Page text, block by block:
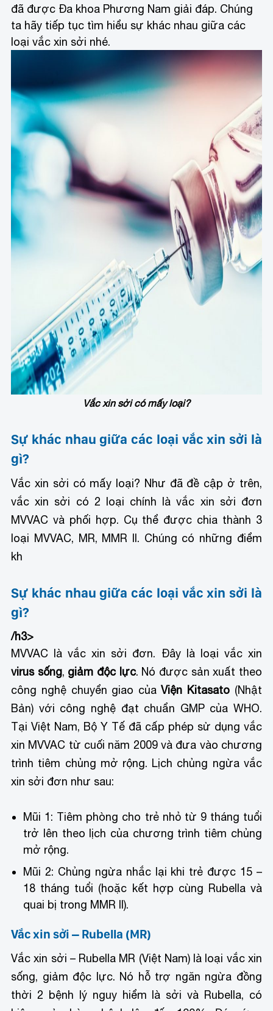
đã được Đa khoa Phương Nam giải đáp. Chúng
ta hãy tiếp tục tìm hiểu sự khác nhau giữa các
loại vắc xin sởi nhé.
Vắc xin sởi có mấy loại?
Sự khác nhau giữa các loại vắc xin sởi là
gì?
Vắc xin sởi có mấy loại? Như đã đề cập ở trên,
vắc xin sởi có 2 loại chính là vắc xin sởi đơn
MVVAC và phối hợp. Cụ thể được chia thành 3
loại MVVAC, MR, MMR II. Chúng có những điểm
kh
Sự khác nhau giữa các loại vắc xin sởi là
gì?
/h3>
MVVAC là vắc xin sởi đơn. Đây là loại vắc xin
virus sống, giảm độc lực. Nó được sản xuất theo
công nghệ chuyển giao củaViện Kitasato (Nhật
Bản) với công nghệ đạt chuẩn GMP của WHO.
Tại Việt Nam, Bộ Y Tế đã cấp phép sử dụng vắc
xin MVVAC từ cuối năm 2009 và đưa vào chương
trình tiêm chủng mở rộng. Lịch chủng ngừa vắc
xin sởi đơn như sau:
Mũi 1: Tiêm phòng cho trẻ nhỏ từ 9 tháng tuổi
trở lên theo lịch của chương trình tiêm chủng
mở rộng.
Mũi 2: Chủng ngừa nhắc lại khi trẻ được 15 –
18 tháng tuổi (hoặc kết hợp cùng Rubella và
quai bị trong MMR II).
Vắc xin sởi – Rubella (MR)
Vắc xin sởi – Rubella MR (Việt Nam) là loại vắc xin
sống, giảm độc lực. Nó hỗ trợ ngăn ngừa đồng
thời 2 bệnh lý nguy hiểm là sởi và Rubella, có